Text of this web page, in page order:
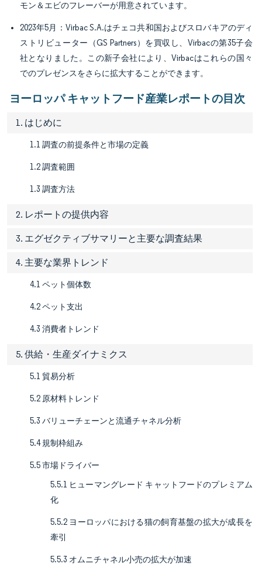
モン＆エビのフレーバーが用意されています。
2023年5月：Virbac S.A.はチェコ共和国およびスロバキアのディ
ストリビューター（GS Partners）を買収し、Virbacの第35子会
社となりました。この新子会社により、Virbacはこれらの国々
でのプレゼンスをさらに拡大することができます。
ヨーロッパ キャットフード産業レポートの目次
1. はじめに
1.1 調査の前提条件と市場の定義
1.2 調査範囲
1.3 調査方法
2. レポートの提供内容
3. エグゼクティブサマリーと主要な調査結果
4. 主要な業界トレンド
4.1 ペット個体数
4.2 ペット支出
4.3 消費者トレンド
5. 供給・生産ダイナミクス
5.1 貿易分析
5.2 原材料トレンド
5.3 バリューチェーンと流通チャネル分析
5.4 規制枠組み
5.5 市場ドライバー
5.5.1 ヒューマングレード キャットフードのプレミアム
化
5.5.2 ヨーロッパにおける猫の飼育基盤の拡大が成長を
牽引
5.5.3 オムニチャネル小売の拡大が加速